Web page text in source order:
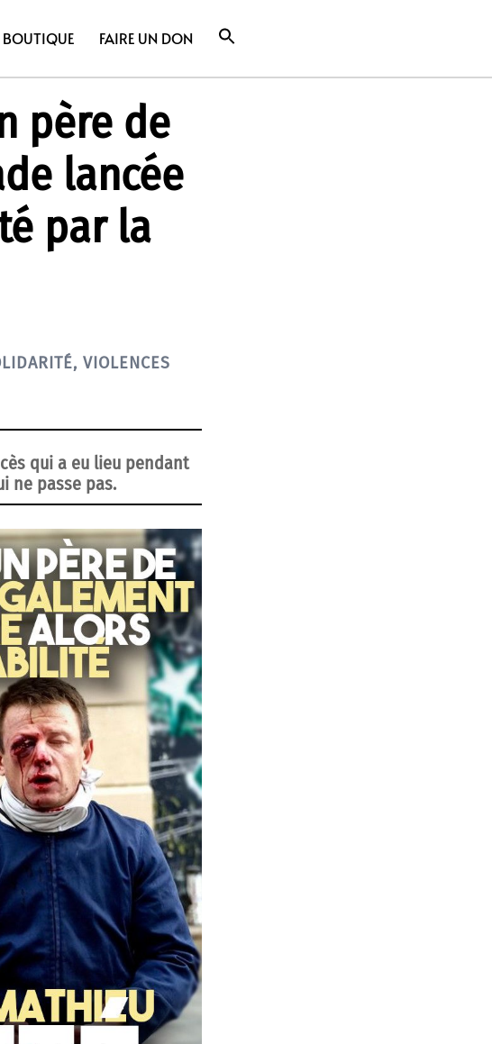
BOUTIQUE FAIRE UN DON
père de
lancée
par la
, VIOLENCES
qui a eu lieu pendant
ne passe pas.